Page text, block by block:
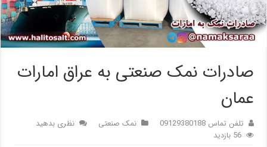
صادرات نمک صنعتی به عراق امارات
عمان
تلفن تماس 09129380188 نمک صنعتی
نظری بدهید
56 بازدید